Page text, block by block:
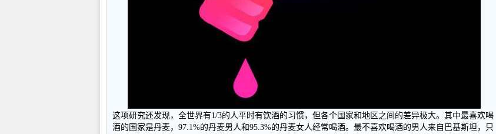
这项研究还发现，全世界有1/3的人平时有饮酒的习惯，但各个国家和地区之间的差异极大。其中最喜欢喝
酒的国家是丹麦，97.1%的丹麦男人和95.3%的丹麦女人经常喝酒。最不喜欢喝酒的男人来自巴基斯坦，只